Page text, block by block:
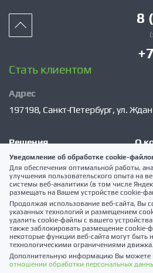
Уведомление об обработке cookie-
Для обеспечения оптимальной работы,
улучшения пользовательского опыта на
системы веб-аналитики (в том числе
размещать на Вашем устройстве cookie-
Продолжая использование веб-сайта, Вы
указанных технологий и размещением
удалить cookie-файлы с вашего
также заблокировать размещение cookie-
некоторые функции веб-сайта могут быть
технологическими ограничениями движка.
Дополнительную информацию Вы можете
отношении обработки персональных
Решения
VSM
Каталог
Услуги
Наши проекты
Экспертиза проекта
О
Адрес
197198, Санкт‑Петербург, ул.
Стать клиентом
8